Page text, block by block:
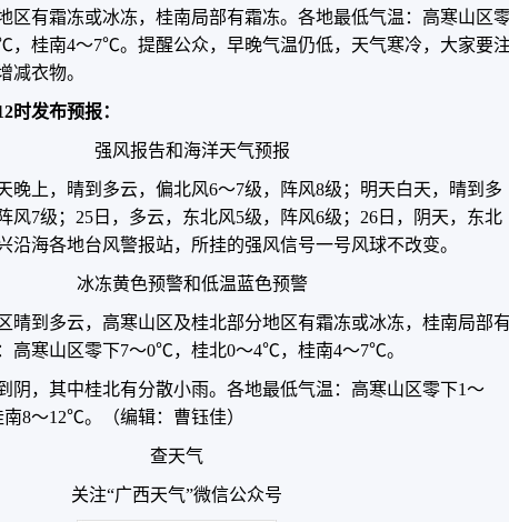
区有霜冻或冰冻，桂南局部有霜冻。各地最低气温：高寒山区
桂南4～7℃。提醒公众，早晚气温仍低，天气寒冷，大家要注
减衣物。
时发布预报：
强风报告和海洋天气预报
晚上，晴到多云，偏北风6～7级，阵风8级；明天白天，晴到多
风7级；25日，多云，东北风5级，阵风6级；26日，阴天，东北
沿海各地台风警报站，所挂的强风信号一号风球不改变。
冰冻黄色预警和低温蓝色预警
晴到多云，高寒山区及桂北部分地区有霜冻或冰冻，桂南局部有
高寒山区零下7～0℃，桂北0～4℃，桂南4～7℃。
阴，其中桂北有分散小雨。各地最低气温：高寒山区零下1～
8～12℃。（编辑：曹钰佳）
查天气
关注“广西天气”微信公众号